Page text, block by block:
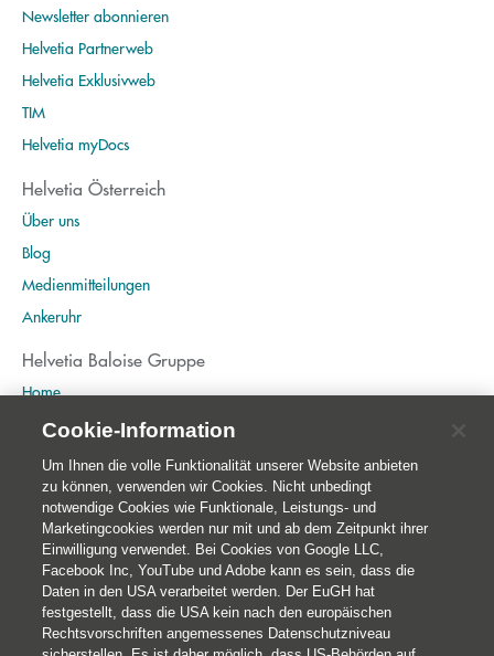
Newsletter abonnieren
Helvetia Partnerweb
Helvetia Exklusivweb
TIM
Helvetia myDocs
Helvetia Österreich
Über uns
Blog
Medienmitteilungen
Ankeruhr
Helvetia Baloise Gruppe
Home
Publikationen
Nachhaltigkeit
Cookie-Information
Um Ihnen die volle Funktionalität unserer Website anbieten
zu können, verwenden wir Cookies. Nicht unbedingt
notwendige Cookies wie Funktionale, Leistungs- und
Marketingcookies werden nur mit und ab dem Zeitpunkt ihrer
Einwilligung verwendet. Bei Cookies von Google LLC,
Facebook Inc, YouTube und Adobe kann es sein, dass die
Daten in den USA verarbeitet werden. Der EuGH hat
festgestellt, dass die USA kein nach den europäischen
Rechtsvorschriften angemessenes Datenschutzniveau